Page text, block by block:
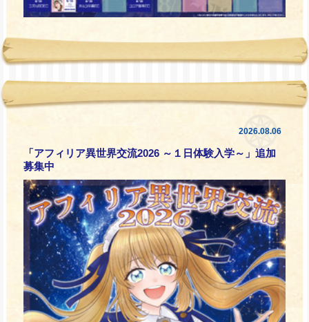
2026.08.06
「アフィリア異世界交流2026 ～１日体験入学～」追加
募集中